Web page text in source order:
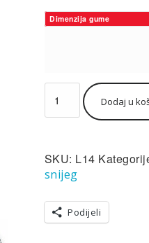
Dimenzija gume
snijeg
grip
L14
količina
Dodaj u
SKU: L14
snijeg
Podijeli